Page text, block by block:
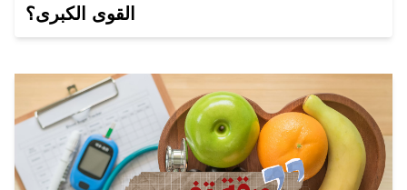
القوى الكبرى؟